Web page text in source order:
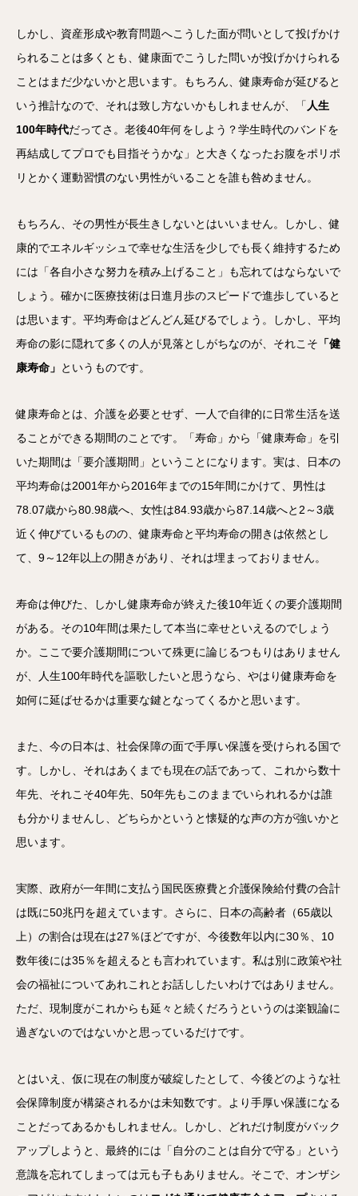
しかし、資産形成や教育問題へこうした面が問いとして投げかけ
られることは多くとも、健康面でこうした問いが投げかけられる
ことはまだ少ないかと思います。もちろん、健康寿命が延びると
いう推計なので、それは致し方ないかもしれませんが、「 人生
100年時代だってさ。老後40年何をしよう？学生時代のバンドを
再結成してプロでも目指そうかな」と大きくなったお腹をポリポ
リとかく運動習慣のない男性がいることを誰も咎めません。
もちろん、その男性が長生きしないとはいいません。しかし、健
康的でエネルギッシュで幸せな生活を少しでも長く維持するため
には「各自小さな努力を積み上げること」も忘れてはならないで
しょう。確かに医療技術は日進月歩のスピードで進歩していると
は思います。平均寿命はどんどん延びるでしょう。しかし、平均
寿命の影に隠れて多くの人が見落としがちなのが、それこそ 「健
康寿命」 というものです。
健康寿命とは、介護を必要とせず、一人で自律的に日常生活を送
ることができる期間のことです。「寿命」から「健康寿命」を引
いた期間は「要介護期間」ということになります。実は、日本の
平均寿命は2001年から2016年までの15年間にかけて、男性は
78.07歳から80.98歳へ、女性は84.93歳から87.14歳へと2～3歳
近く伸びているものの、健康寿命と平均寿命の開きは依然とし
て、9～12年以上の開きがあり、それは埋まっておりません。
寿命は伸びた、しかし健康寿命が終えた後10年近くの要介護期間
がある。その10年間は果たして本当に幸せといえるのでしょう
か。ここで要介護期間について殊更に論じるつもりはありません
が、人生100年時代を謳歌したいと思うなら、やはり健康寿命を
如何に延ばせるかは重要な鍵となってくるかと思います。
また、今の日本は、社会保障の面で手厚い保護を受けられる国で
す。しかし、それはあくまでも現在の話であって、これから数十
年先、それこそ40年先、50年先もこのままでいられれるかは誰
も分かりませんし、どちらかというと懐疑的な声の方が強いかと
思います。
実際、政府が一年間に支払う国民医療費と介護保険給付費の合計
は既に50兆円を超えています。さらに、日本の高齢者（65歳以
上）の割合は現在は27％ほどですが、今後数年以内に30％、10
数年後には35％を超えるとも言われています。私は別に政策や社
会の福祉についてあれこれとお話ししたいわけではありません。
ただ、現制度がこれからも延々と続くだろうというのは楽観論に
過ぎないのではないかと思っているだけです。
とはいえ、仮に現在の制度が破綻したとして、今後どのような社
会保障制度が構築されるかは未知数です。より手厚い保護になる
ことだってあるかもしれません。しかし、どれだけ制度がバック
アップしようと、最終的には「自分のことは自分で守る」という
意識を忘れてしまっては元も子もありません。そこで、オンザシ